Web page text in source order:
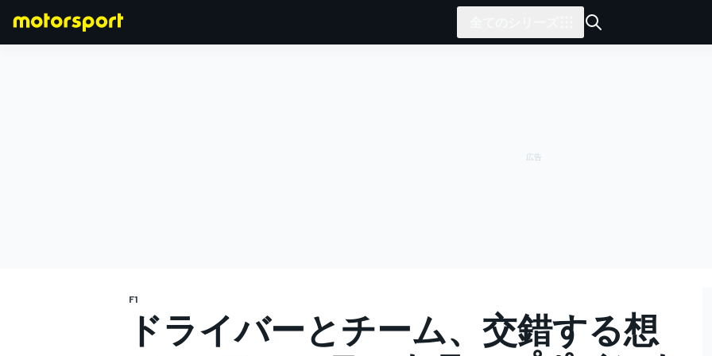
F1
ドライバーとチーム、交錯する想